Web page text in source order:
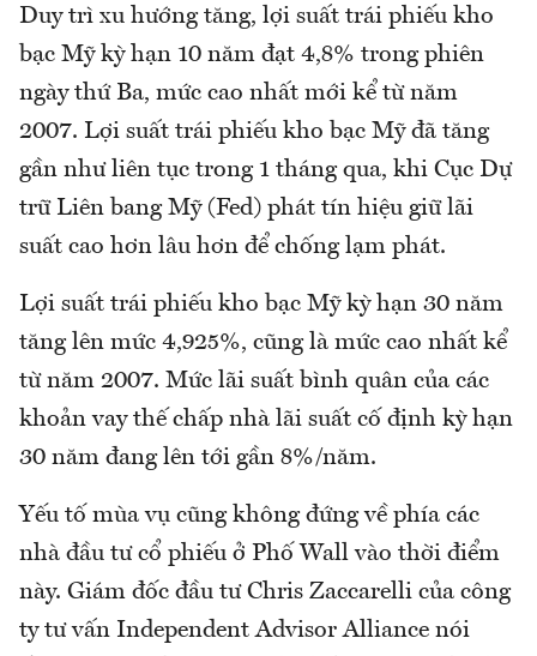
Duy trì xu hướng tăng, lợi suất trái phiếu kho
bạc Mỹ kỳ hạn 10 năm đạt 4,8% trong phiên
ngày thứ Ba, mức cao nhất mới kể từ năm
2007. Lợi suất trái phiếu kho bạc Mỹ đã tăng
gần như liên tục trong 1 tháng qua, khi Cục Dự
trữ Liên bang Mỹ (Fed) phát tín hiệu giữ lãi
suất cao hơn lâu hơn để chống lạm phát.
Lợi suất trái phiếu kho bạc Mỹ kỳ hạn 30 năm
tăng lên mức 4,925%, cũng là mức cao nhất kể
từ năm 2007. Mức lãi suất bình quân của các
khoản vay thế chấp nhà lãi suất cố định kỳ hạn
30 năm đang lên tới gần 8%/năm.
Yếu tố mùa vụ cũng không đứng về phía các
nhà đầu tư cổ phiếu ở Phố Wall vào thời điểm
này. Giám đốc đầu tư Chris Zaccarelli của công
ty tư vấn Independent Advisor Alliance nói